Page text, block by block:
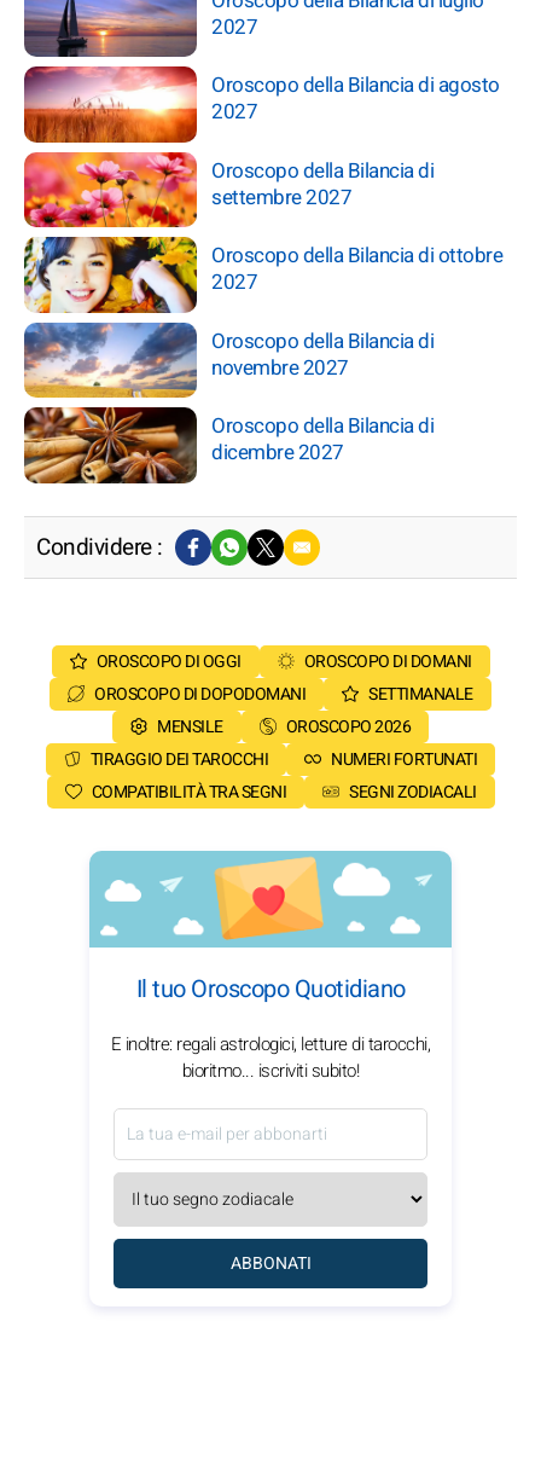
2027
Oroscopo della Bilancia di agosto
2027
Oroscopo della Bilancia di
settembre 2027
Oroscopo della Bilancia di ottobre
2027
Oroscopo della Bilancia di
novembre 2027
Oroscopo della Bilancia di
dicembre 2027
Condividere :
OROSCOPO DI OGGI
OROSCOPO DI DOMANI
OROSCOPO DI DOPODOMANI
SETTIMANALE
MENSILE
OROSCOPO 2026
TIRAGGIO DEI TAROCCHI
NUMERI FORTUNATI
COMPATIBILITÀ TRA SEGNI
SEGNI ZODIACALI
Il tuo Oroscopo Quotidiano
E inoltre: regali astrologici, letture di tarocchi,
bioritmo... iscriviti subito!
ABBONATI